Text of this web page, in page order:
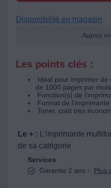
Disponibilité en magasin
Autres
Les points clés :
Idéal pour imprimer de
de 1000 pages par
Fonction(s) de
Format de
Toner, coût très
Le + :
L'imprimante
de sa catégorie
Services
Garantie 2 ans -
Plus